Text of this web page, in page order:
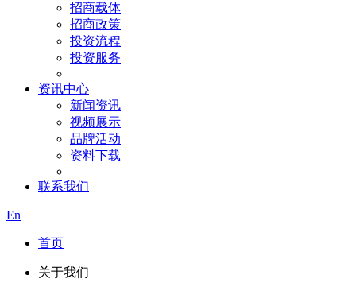
招商载体
招商政策
投资流程
投资服务
资讯中心
新闻资讯
视频展示
品牌活动
资料下载
联系我们
En
首页
关于我们